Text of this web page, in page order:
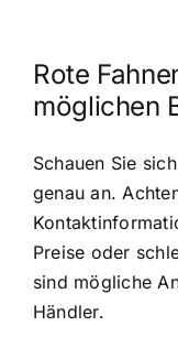
Rote
möglichen
Schauen Sie
genau an.
Preise oder
sind mögliche
Händler.